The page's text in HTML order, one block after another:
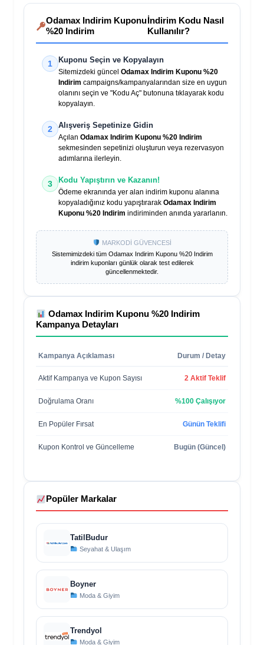
Odamax Indirim Kuponu
%20 Indirim
İndirim Kodu Nasıl
Kullanılır?
1 Kuponu Seçin ve Kopyalayın
Sitemizdeki güncel Odamax Indirim Kuponu %20
Indirim campaigns/kampanyalarından size en uygun
olanını seçin ve "Kodu Aç" butonuna tıklayarak kodu
kopyalayın.
2 Alışveriş Sepetinize Gidin
Açılan Odamax Indirim Kuponu %20 Indirim
sekmesinden sepetinizi oluşturun veya rezervasyon
adımlarına ilerleyin.
3 Kodu Yapıştırın ve Kazanın!
Ödeme ekranında yer alan indirim kuponu alanına
kopyaladığınız kodu yapıştırarak Odamax Indirim
Kuponu %20 Indirim indiriminden anında yararlanın.
MARKODİ GÜVENCESİ
Sistemimizdeki tüm Odamax Indirim Kuponu %20 Indirim
indirim kuponları günlük olarak test edilerek
güncellenmektedir.
Odamax Indirim Kuponu %20 Indirim
Kampanya Detayları
Kampanya Açıklaması Durum / Detay
Aktif Kampanya ve Kupon Sayısı 2 Aktif Teklif
Doğrulama Oranı %100 Çalışıyor
En Popüler Fırsat Günün Teklifi
Kupon Kontrol ve Güncelleme Bugün (Güncel)
Popüler Markalar
TatilBudur
Seyahat & Ulaşım
Boyner
Moda & Giyim
Trendyol
Moda & Giyim